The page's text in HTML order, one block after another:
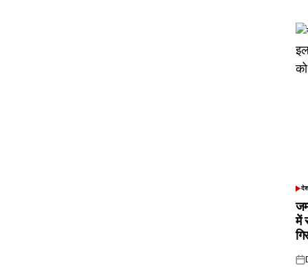
देश
में